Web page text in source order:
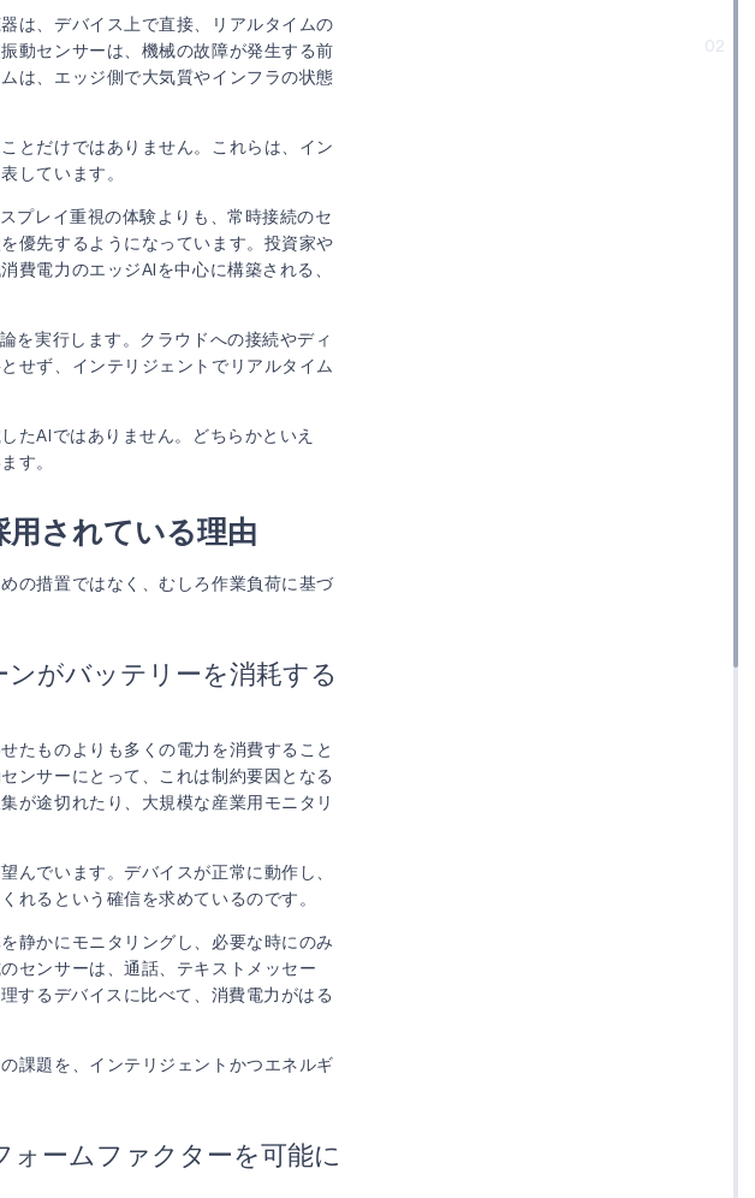
02
は、デバイス上で直接、リアルタイムの
動センサーは、機械の故障が発生する前
は、エッジ側で大気質やインフラの状態
とだけではありません。これらは、イン
しています。
プレイ重視の体験よりも、常時接続のセ
優先するようになっています。投資家や
費電力のエッジAIを中心に構築される、
を実行します。クラウドへの接続やディ
せず、インテリジェントでリアルタイム
たAIではありません。どちらかといえ
す。
されている理由
の措置ではなく、むしろ作業負荷に基づ
がバッテリーを消耗する
たものよりも多くの電力を消費すること
ンサーにとって、これは制約要因となる
が途切れたり、大規模な産業用モニタリ
んでいます。デバイスが正常に動作し、
れるという確信を求めているのです。
静かにモニタリングし、必要な時にのみ
センサーは、通話、テキストメッセー
するデバイスに比べて、消費電力がはる
課題を、インテリジェントかつエネルギ
ームファクターを可能に